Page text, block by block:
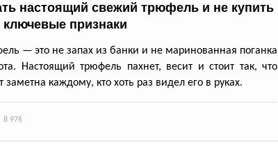
настоящий свежий трюфель и не купить
ключевые признаки
— это не запах из банки и не маринованная поганка
Настоящий трюфель пахнет, весит и стоит так, что
заметна каждому, кто хоть раз видел его в руках.
8 976